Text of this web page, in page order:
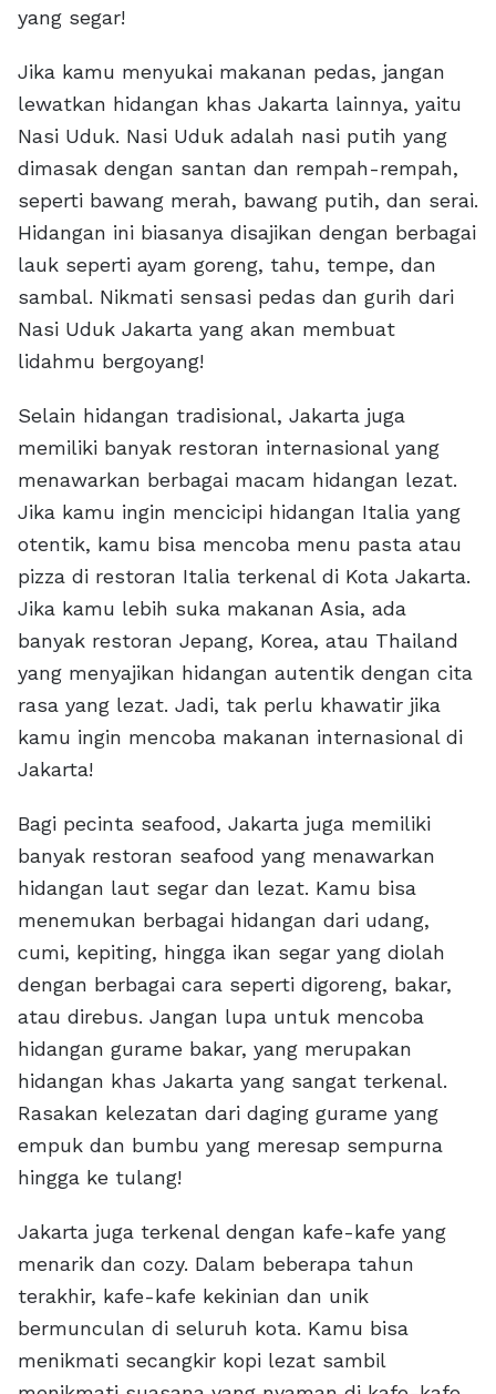
yang segar!
Jika kamu menyukai makanan pedas, jangan
lewatkan hidangan khas Jakarta lainnya, yaitu
Nasi Uduk. Nasi Uduk adalah nasi putih yang
dimasak dengan santan dan rempah-rempah,
seperti bawang merah, bawang putih, dan serai.
Hidangan ini biasanya disajikan dengan berbagai
lauk seperti ayam goreng, tahu, tempe, dan
sambal. Nikmati sensasi pedas dan gurih dari
Nasi Uduk Jakarta yang akan membuat
lidahmu bergoyang!
Selain hidangan tradisional, Jakarta juga
memiliki banyak restoran internasional yang
menawarkan berbagai macam hidangan lezat.
Jika kamu ingin mencicipi hidangan Italia yang
otentik, kamu bisa mencoba menu pasta atau
pizza di restoran Italia terkenal di Kota Jakarta.
Jika kamu lebih suka makanan Asia, ada
banyak restoran Jepang, Korea, atau Thailand
yang menyajikan hidangan autentik dengan cita
rasa yang lezat. Jadi, tak perlu khawatir jika
kamu ingin mencoba makanan internasional di
Jakarta!
Bagi pecinta seafood, Jakarta juga memiliki
banyak restoran seafood yang menawarkan
hidangan laut segar dan lezat. Kamu bisa
menemukan berbagai hidangan dari udang,
cumi, kepiting, hingga ikan segar yang diolah
dengan berbagai cara seperti digoreng, bakar,
atau direbus. Jangan lupa untuk mencoba
hidangan gurame bakar, yang merupakan
hidangan khas Jakarta yang sangat terkenal.
Rasakan kelezatan dari daging gurame yang
empuk dan bumbu yang meresap sempurna
hingga ke tulang!
Jakarta juga terkenal dengan kafe-kafe yang
menarik dan cozy. Dalam beberapa tahun
terakhir, kafe-kafe kekinian dan unik
bermunculan di seluruh kota. Kamu bisa
menikmati secangkir kopi lezat sambil